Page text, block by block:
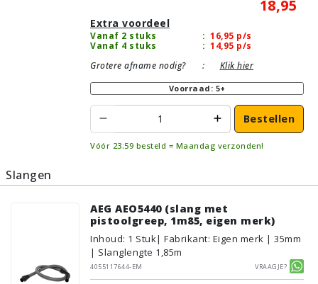
18,95
Extra voordeel
Vanaf 2 stuks : 16,95 p/s
Vanaf 4 stuks
: 14,95 p/s
Grotere afname nodig?
: Klik hier
Voorraad: 5+
Bestellen
Vóór 23:59 besteld = Maandag verzonden!
Slangen
AEG AEO5440 (slang met
pistoolgreep, 1m85, eigen merk)
Inhoud: 1 Stuk| Fabrikant: Eigen merk | 35mm
| Slanglengte 1,85m
4055117644-EM
Vraagje?